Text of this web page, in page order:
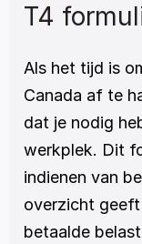
T4
Als het tijd is
Canada af te
dat je nodig
werkplek. Dit
indienen van
overzicht geeft
betaalde